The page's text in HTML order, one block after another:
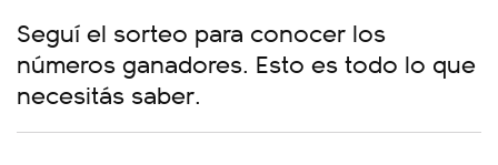
Seguí el sorteo para conocer los
números ganadores. Esto es todo lo que
necesitás saber.